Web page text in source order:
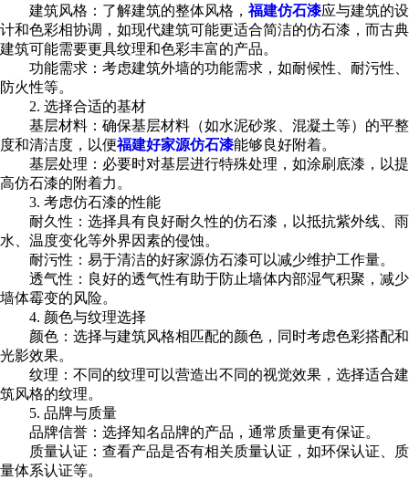
建筑风格：了解建筑的整体风格，福建仿石漆应与建筑的设
计和色彩相协调，如现代建筑可能更适合简洁的仿石漆，而古典
建筑可能需要更具纹理和色彩丰富的产品。
功能需求：考虑建筑外墙的功能需求，如耐候性、耐污性、
防火性等。
2. 选择合适的基材
基层材料：确保基层材料（如水泥砂浆、混凝土等）的平整
度和清洁度，以便福建好家源仿石漆能够良好附着。
基层处理：必要时对基层进行特殊处理，如涂刷底漆，以提
高仿石漆的附着力。
3. 考虑仿石漆的性能
耐久性：选择具有良好耐久性的仿石漆，以抵抗紫外线、雨
水、温度变化等外界因素的侵蚀。
耐污性：易于清洁的好家源仿石漆可以减少维护工作量。
透气性：良好的透气性有助于防止墙体内部湿气积聚，减少
墙体霉变的风险。
4. 颜色与纹理选择
颜色：选择与建筑风格相匹配的颜色，同时考虑色彩搭配和
光影效果。
纹理：不同的纹理可以营造出不同的视觉效果，选择适合建
筑风格的纹理。
5. 品牌与质量
品牌信誉：选择知名品牌的产品，通常质量更有保证。
质量认证：查看产品是否有相关质量认证，如环保认证、质
量体系认证等。